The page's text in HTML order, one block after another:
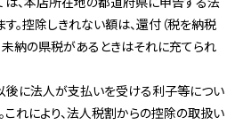
。控除しきれない額は、還付（税を納税
未納の県税があるときはそれに充てられ
後に法人が支払いを受ける利子等につい
これにより、法人税割からの控除の取扱い